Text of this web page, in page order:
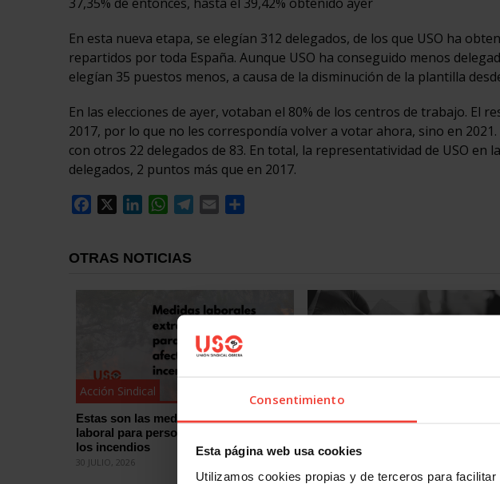
Consentimiento
Esta página web usa cookies
Utilizamos cookies propias y de terceros para
En esta nueva etapa, se elegían 312 delegados, de los que USO ha
repartidos por toda España. Aunque USO ha conseguido menos
elegían 35 puestos menos, a causa de la disminución de la plantilla
En las elecciones de ayer, votaban el 80% de los centros de trabajo. El
2017, por lo que no les correspondía volver a votar ahora, sino en 2021.
con otros 22 delegados de 83. En total, la representatividad de USO en
delegados, 2 puntos más que en 2017.
Facebook
LinkedInWhatsApp
Telegram
Email
OTRAS NOTICIAS
Acción Sindical
Estas son las medidas de protección
laboral para personas afectadas por
los incendios
30 JULIO, 2026
¿Quieres presentarte con USO a
cómo